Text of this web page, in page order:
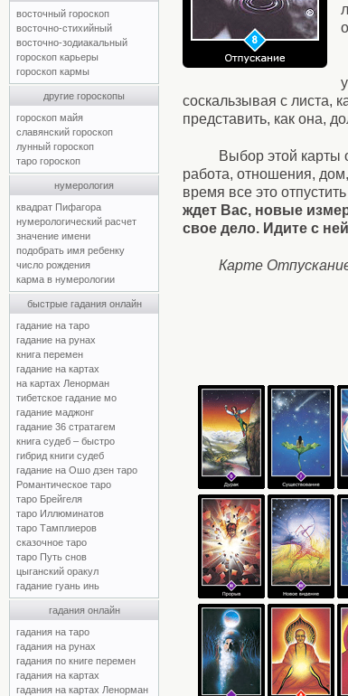
восточный гороскоп
восточно-стихийный
восточно-зодиакальный
гороскоп карьеры
гороскоп кармы
другие гороскопы
гороскоп майя
славянский гороскоп
лунный гороскоп
таро гороскоп
нумерология
квадрат Пифагора
нумерологический расчет
значение имени
подобрать имя ребенку
число рождения
карма в нумерологии
быстрые гадания онлайн
гадание на таро
гадание на рунах
книга перемен
гадание на картах
на картах Ленорман
тибетское гадание мо
гадание маджонг
гадание 36 стратагем
книга судеб – быстро
гибрид книги судеб
гадание на Ошо дзен таро
Романтическое таро
таро Брейгеля
таро Иллюминатов
таро Тамплиеров
сказочное таро
таро Путь снов
цыганский оракул
гадание гуань инь
гадания онлайн
гадания на таро
гадания на рунах
гадания по книге перемен
гадания на картах
гадания на картах Ленорман
соскальзывая с листа,
представить, как она,
Выбор этой карты
работа, отношения,
время все это
ждет Вас, новые
свое дело. Идите с
Карте